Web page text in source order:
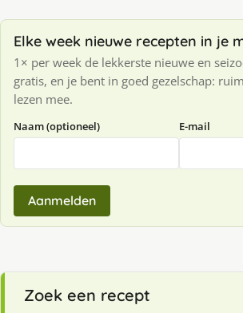
Elke week nieuwe recepten in je
1× per week de lekkerste nieuwe en
gratis, en je bent in goed gezelschap:
lezen mee.
Naam (optioneel) E-mail
Aanmelden
Zoek een recept